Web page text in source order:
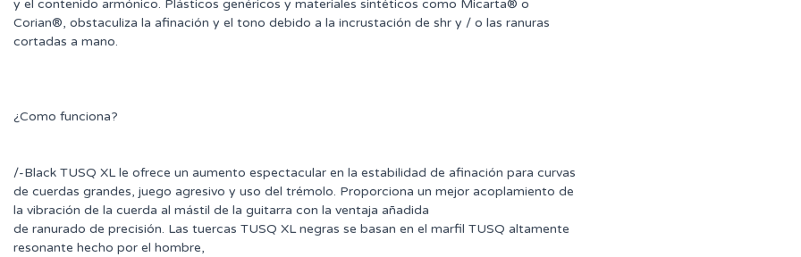
y el contenido armónico. Plásticos genéricos y materiales sintéticos como Micarta® o
Corian®, obstaculiza la afinación y el tono debido a la incrustación de shr y / o las ranuras
cortadas a mano.
¿Como funciona?
/-Black TUSQ XL le ofrece un aumento espectacular en la estabilidad de afinación para curvas
de cuerdas grandes, juego agresivo y uso del trémolo. Proporciona un mejor acoplamiento de
la vibración de la cuerda al mástil de la guitarra con la ventaja añadida
de ranurado de precisión. Las tuercas TUSQ XL negras se basan en el marfil TUSQ altamente
resonante hecho por el hombre,